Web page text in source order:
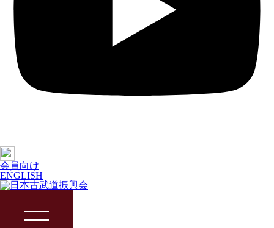
会員向け
ENGLISH